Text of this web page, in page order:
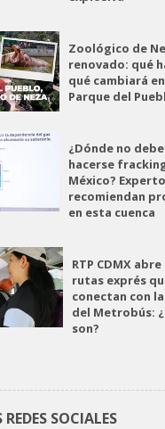
Zoológico de
renovado: qué
qué cambiará
Parque del
¿Dónde no debe
hacerse
México?
recomiendan
en esta cuenca
RTP CDMX
rutas exprés
conectan con la
del Metrobús:
son?
SOCIALES